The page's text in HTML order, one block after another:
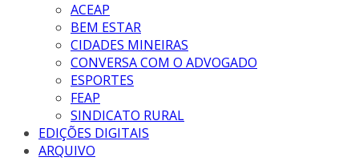
ACEAP
BEM ESTAR
CIDADES MINEIRAS
CONVERSA COM O ADVOGADO
ESPORTES
FEAP
SINDICATO RURAL
EDIÇÕES DIGITAIS
ARQUIVO